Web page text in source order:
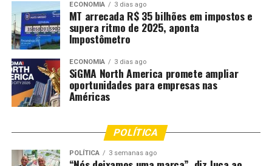
Nascimento.
Participaram também os secretários estaduais Fábio
Garcia (Casa Civil), Laice Souza (Comunicação), Klebson
Gomes (Assistência Social e Cidadania), Alan Porto
(educação), Vitor Hugo (Justiça), Andreia Fujioka
(Agricultura Familiar), David Moura (Cultura e Esporte)
e César Miranda (Desenvolvimento Econômico), além do
adjunto, coronel André Wilian Dorileo; comandante-
geral do Corpo de Bombeiros, Flávio Gledson; diretor
ECONOMIA 3 dias ago
MT arrecada R$ 35 bilhões em impostos e
supera ritmo de 2025, aponta
Impostômetro
ECONOMIA 3 dias ago
SiGMA North America promete ampliar
oportunidades para empresas nas
Américas
POLÍTICA
POLÍTICA 3 semanas ago